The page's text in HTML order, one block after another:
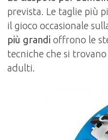
prevista. Le taglie più
il gioco occasionale
più grandi offrono le
tecniche che si
adulti.